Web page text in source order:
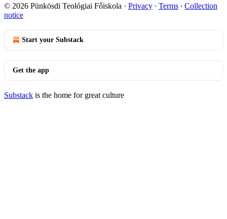
© 2026 Pünkösdi Teológiai Főiskola · Privacy ∙ Terms ∙ Collection
notice
Start your Substack
Get the app
Substack is the home for great culture